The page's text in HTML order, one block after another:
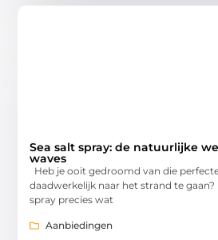
Sea salt spray: de natuurlijke
waves
Heb je ooit gedroomd van die
daadwerkelijk naar het strand te gaan?
spray precies wat
Aanbiedingen